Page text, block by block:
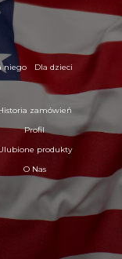
niego Dla dzieci
zamówień
Profil
produkty
O Nas